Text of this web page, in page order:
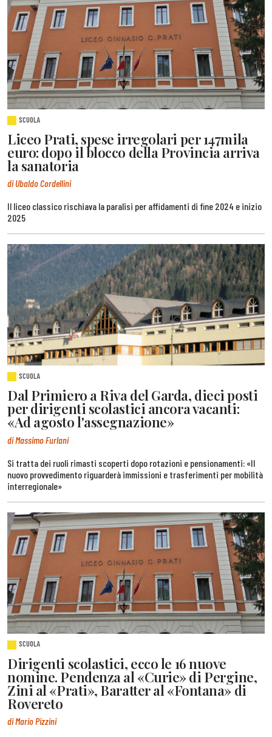
SCUOLA
Liceo Prati, spese irregolari per 147mila
euro: dopo il blocco della Provincia arriva
la sanatoria
di Ubaldo Cordellini
Il liceo classico rischiava la paralisi per affidamenti di fine 2024 e inizio
2025
SCUOLA
Dal Primiero a Riva del Garda, dieci posti
per dirigenti scolastici ancora vacanti:
«Ad agosto l'assegnazione»
di Massimo Furlani
Si tratta dei ruoli rimasti scoperti dopo rotazioni e pensionamenti: «Il
nuovo provvedimento riguarderà immissioni e trasferimenti per mobilità
interregionale»
SCUOLA
Dirigenti scolastici, ecco le 16 nuove
nomine. Pendenza al «Curie» di Pergine,
Zini al «Prati», Baratter al «Fontana» di
Rovereto
di Mario Pizzini